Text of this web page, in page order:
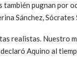
pugnan por
Sánchez, Sócrates
realistas. Nuestro
Aquino al